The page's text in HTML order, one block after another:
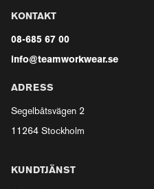
KONTAKT
08-685 67 00
info@teamworkwear.se
ADRESS
Segelbåtsvägen 2
11264 Stockholm
KUNDTJÄNST